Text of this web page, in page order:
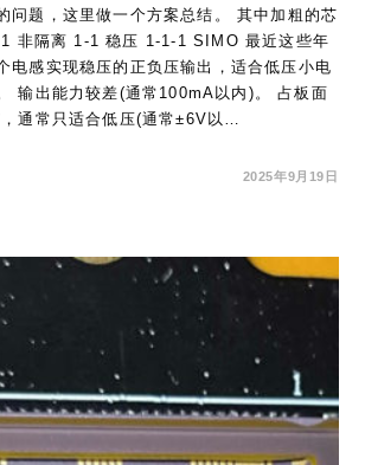
问题，这里做一个方案总结。 其中加粗的芯
1 非隔离 1-1 稳压 1-1-1 SIMO 最近这些年
电感实现稳压的正负压输出，适合低压小电
输出能力较差(通常100mA以内)。 占板面
通常只适合低压(通常±6V以…
2025年9月19日